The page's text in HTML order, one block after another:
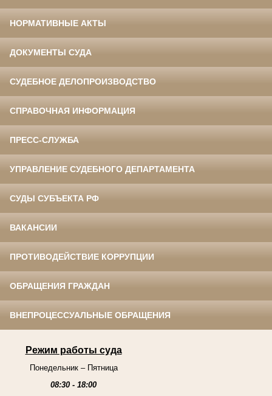
НОРМАТИВНЫЕ АКТЫ
ДОКУМЕНТЫ СУДА
СУДЕБНОЕ ДЕЛОПРОИЗВОДСТВО
СПРАВОЧНАЯ ИНФОРМАЦИЯ
ПРЕСС-СЛУЖБА
УПРАВЛЕНИЕ СУДЕБНОГО ДЕПАРТАМЕНТА
СУДЫ СУБЪЕКТА РФ
ВАКАНСИИ
ПРОТИВОДЕЙСТВИЕ КОРРУПЦИИ
ОБРАЩЕНИЯ ГРАЖДАН
ВНЕПРОЦЕССУАЛЬНЫЕ ОБРАЩЕНИЯ
Режим работы суда
Понедельник – Пятница
08:30 - 18:00